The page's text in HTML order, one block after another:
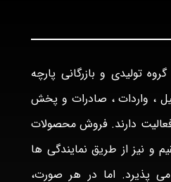
تولیدی و بازرگانی پارچه
، واردات ، صادرات و پخش
دارند. فروش محصولات
و نیز از طریق نمایندگی ها
پذیرد. اما در هر صورت،